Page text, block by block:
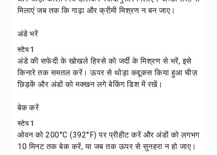
मिलाएं जब तक कि गाढ़ा और क्रीमी मिश्रण न बन जाए।
अंडे भरें
स्टेप 1
अंडे की सफेदी के खोखले हिस्से को जर्दी के मिश्रण से भरें, इसे
किनारे तक समतल करें। ऊपर से थोड़ा कद्दूकस किया हुआ चीज़
छिड़कें और अंडों को मक्खन लगे बेकिंग डिश में रखें।
बेक करें
स्टेप 1
ओवन को 200°C (392°F) पर प्रीहीट करें और अंडों को लगभग
10 मिनट तक बेक करें, या जब तक ऊपर से सुनहरा न हो जाए।